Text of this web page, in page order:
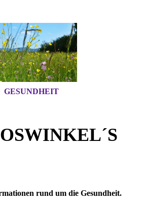
GESUNDHEIT
rund um die Gesundheit.